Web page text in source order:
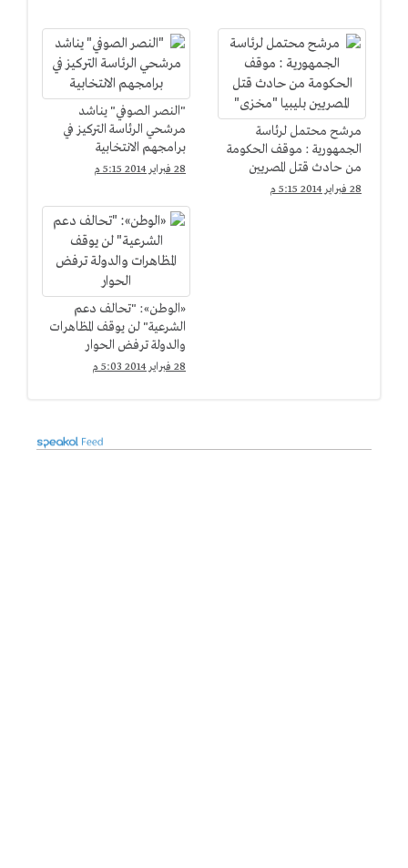
مرشح محتمل لرئاسة
الجمهورية : موقف الحكومة
من حادث قتل المصريين
بليبيا "مخزى"
28 فبراير 2014 5:15 م
"النصر الصوفي" يناشد
مرشحي الرئاسة التركيز في
برامجهم الانتخابية
28 فبراير 2014 5:15 م
«الوطن»: "تحالف دعم
الشرعية" لن يوقف المظاهرات
والدولة ترفض الحوار
28 فبراير 2014 5:03 م